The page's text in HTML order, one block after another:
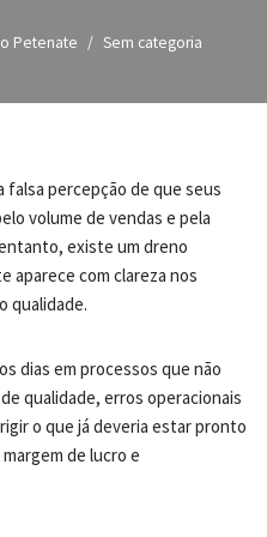
Petenate Sem categoria
falsa percepção de que seus
volume de vendas e pela
existe um dreno
aparece com clareza nos
qualidade.
dias em processos que não
qualidade, erros operacionais
o que já deveria estar pronto
de lucro e